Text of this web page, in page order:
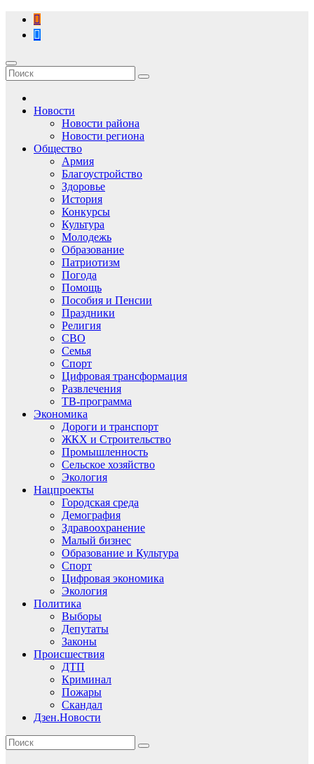
Перейти
содержимому
Новости
Новости района
Новости региона
Общество
Армия
Благоустройство
Здоровье
История
Конкурсы
Культура
Молодежь
Образование
Патриотизм
Погода
Помощь
Пособия и Пенсии
Праздники
Религия
СВО
Семья
Спорт
Цифровая трансформация
Развлечения
ТВ-программа
Экономика
Дороги и транспорт
ЖКХ и Строительство
Промышленность
Сельское хозяйство
Экология
Нацпроекты
Городская среда
Демография
Здравоохранение
Малый бизнес
Образование и Культура
Спорт
Цифровая экономика
Экология
Политика
Выборы
Депутаты
Законы
Происшествия
ДТП
Криминал
Пожары
Скандал
Дзен.Новости